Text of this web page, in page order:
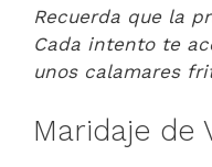
Recuerda que la
Cada intento te
unos calamares
Maridaje de